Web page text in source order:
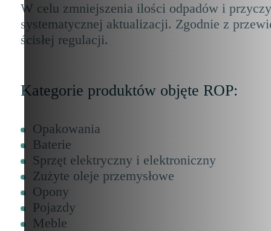
W celu zmniejszenia ilości odpadów i
systematycznej aktualizacji. Zgodnie z
ścisłej regulacji.
Kategorie produktów objęte ROP:
Opakowania
Baterie
Sprzęt elektryczny i elektroniczny
Zużyte oleje przemysłowe
Opony
Pojazdy
Meble